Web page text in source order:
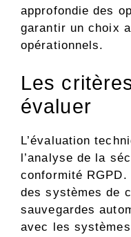
approfondie des
garantir un choix
opérationnels.
Les
évaluer
L’évaluation
l’analyse de la
conformité
des systèmes de
sauvegardes
avec les